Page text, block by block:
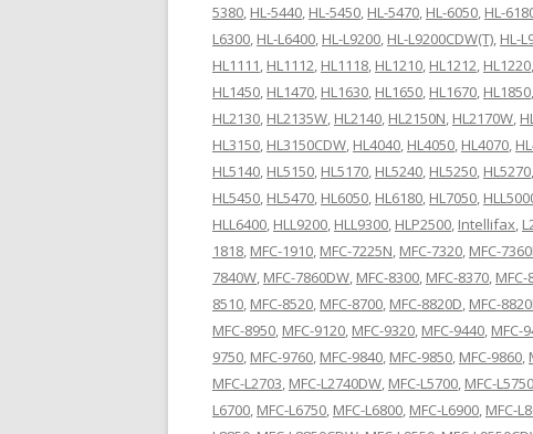
5380, HL-5440, HL-5450, HL-5470, HL-6050, HL-
L6300, HL-L6400, HL-L9200, HL-L9200CDW(T), HL-
HL1111, HL1112, HL1118, HL1210, HL1212, HL1220,
HL1450, HL1470, HL1630, HL1650, HL1670, HL1850,
HL2130, HL2135W, HL2140, HL2150N, HL2170W,
HL3150, HL3150CDW, HL4040, HL4050, HL4070,
HL5140, HL5150, HL5170, HL5240, HL5250, HL5270,
HL5450, HL5470, HL6050, HL6180, HL7050,
HLL6400, HLL9200, HLL9300, HLP2500, Intellifax,
1818, MFC-1910, MFC-7225N, MFC-7320, MFC-
7840W, MFC-7860DW, MFC-8300, MFC-8370, MFC-
8510, MFC-8520, MFC-8700, MFC-8820D, MFC-
MFC-8950, MFC-9120, MFC-9320, MFC-9440, MFC-
9750, MFC-9760, MFC-9840, MFC-9850, MFC-9860,
MFC-L2703, MFC-L2740DW, MFC-L5700, MFC-L5750
L6700, MFC-L6750, MFC-L6800, MFC-L6900, MFC-